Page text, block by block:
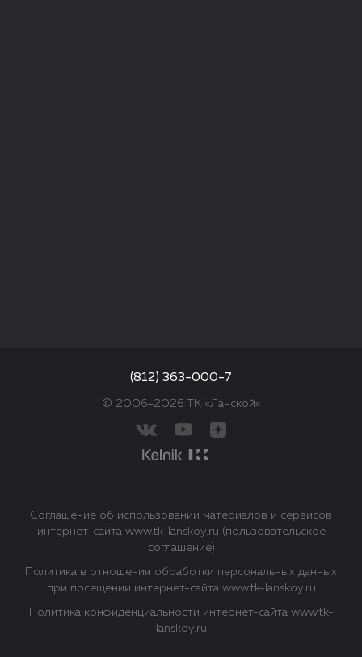
© 2006–2026 ТК «Ланской»
(812) 363-000-7
Политика в отношении обработки персональных данных
при посещении интернет-сайта www.tk-lanskoy.ru
Соглашение об использовании материалов и сервисов
интернет-сайта www.tk-lanskoy.ru (пользовательское
соглашение)
Политика конфиденциальности интернет-сайта www.tk-
lanskoy.ru